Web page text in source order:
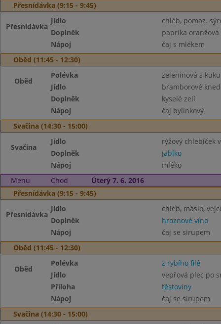
Přesnídávka (9:15 - 9:45)
Přesnídávka
Jídlo
chléb, pomaz.
Doplněk
paprika oranžová
Nápoj
čaj s mlékem
Oběd (11:45 - 12:30)
Oběd
Polévka
zeleninová s
Jídlo
bramborové
Doplněk
kyselé zelí
Nápoj
čaj bylinkový
Svačina (14:30 - 15:00)
Svačina
Jídlo
rýžový chlebíček
Doplněk
jablko
Nápoj
mléko
Menu
Chod
Úterý 7. 6. 2016
Přesnídávka (9:15 - 9:45)
Přesnídávka
Jídlo
chléb, máslo,
Doplněk
hroznové víno
Nápoj
čaj se sirupem
Oběd (11:45 - 12:30)
Oběd
Polévka
z rybího filé
Jídlo
vepřová plec po
Příloha
těstoviny
Nápoj
čaj se sirupem
Svačina (14:30 - 15:00)